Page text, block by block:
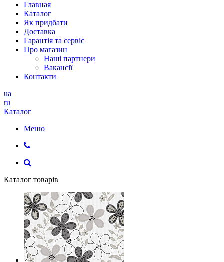
Главная
Каталог
Як придбати
Доставка
Гарантія та сервіс
Про магазин
Наші партнери
Вакансії
Контакти
ua
ru
Каталог
Меню
Каталог товарів